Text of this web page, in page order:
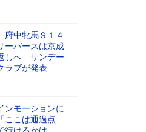
府中牝馬Ｓ１４
ーバースは京成
しへ サンデー
ラブが発表
ンモーションに
ここは通過点